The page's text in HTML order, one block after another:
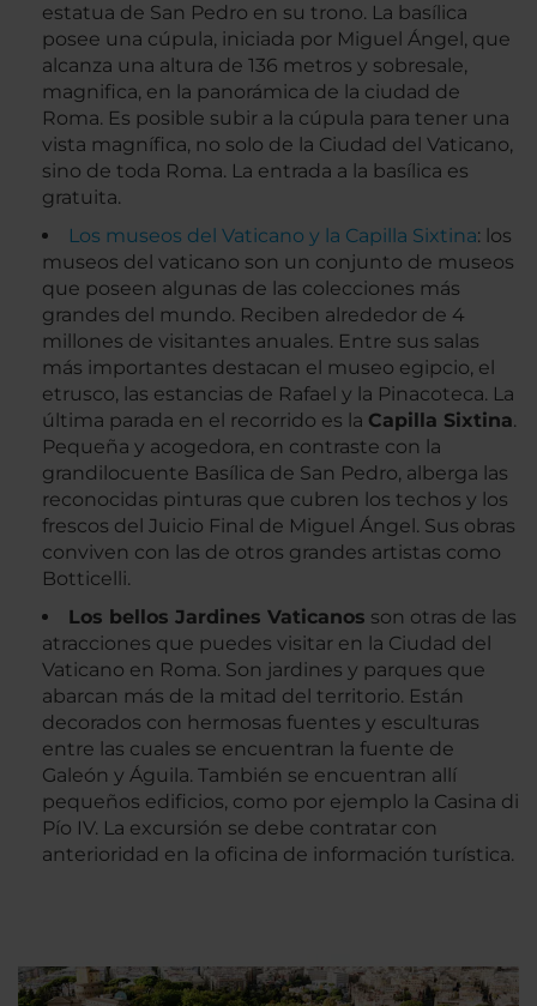
estatua de San Pedro en su trono. La basílica
posee una cúpula, iniciada por Miguel Ángel, que
alcanza una altura de 136 metros y sobresale,
magnifica, en la panorámica de la ciudad de
Roma. Es posible subir a la cúpula para tener una
vista magnífica, no solo de la Ciudad del Vaticano,
sino de toda Roma. La entrada a la basílica es
gratuita.
Los museos del Vaticano y la Capilla Sixtina: los
museos del vaticano son un conjunto de museos
que poseen algunas de las colecciones más
grandes del mundo. Reciben alrededor de 4
millones de visitantes anuales. Entre sus salas
más importantes destacan el museo egipcio, el
etrusco, las estancias de Rafael y la Pinacoteca. La
última parada en el recorrido es la Capilla Sixtina.
Pequeña y acogedora, en contraste con la
grandilocuente Basílica de San Pedro, alberga las
reconocidas pinturas que cubren los techos y los
frescos del Juicio Final de Miguel Ángel. Sus obras
conviven con las de otros grandes artistas como
Botticelli.
Los bellos Jardines Vaticanos son otras de las
atracciones que puedes visitar en la Ciudad del
Vaticano en Roma. Son jardines y parques que
abarcan más de la mitad del territorio. Están
decorados con hermosas fuentes y esculturas
entre las cuales se encuentran la fuente de
Galeón y Águila. También se encuentran allí
pequeños edificios, como por ejemplo la Casina di
Pío IV. La excursión se debe contratar con
anterioridad en la oficina de información turística.